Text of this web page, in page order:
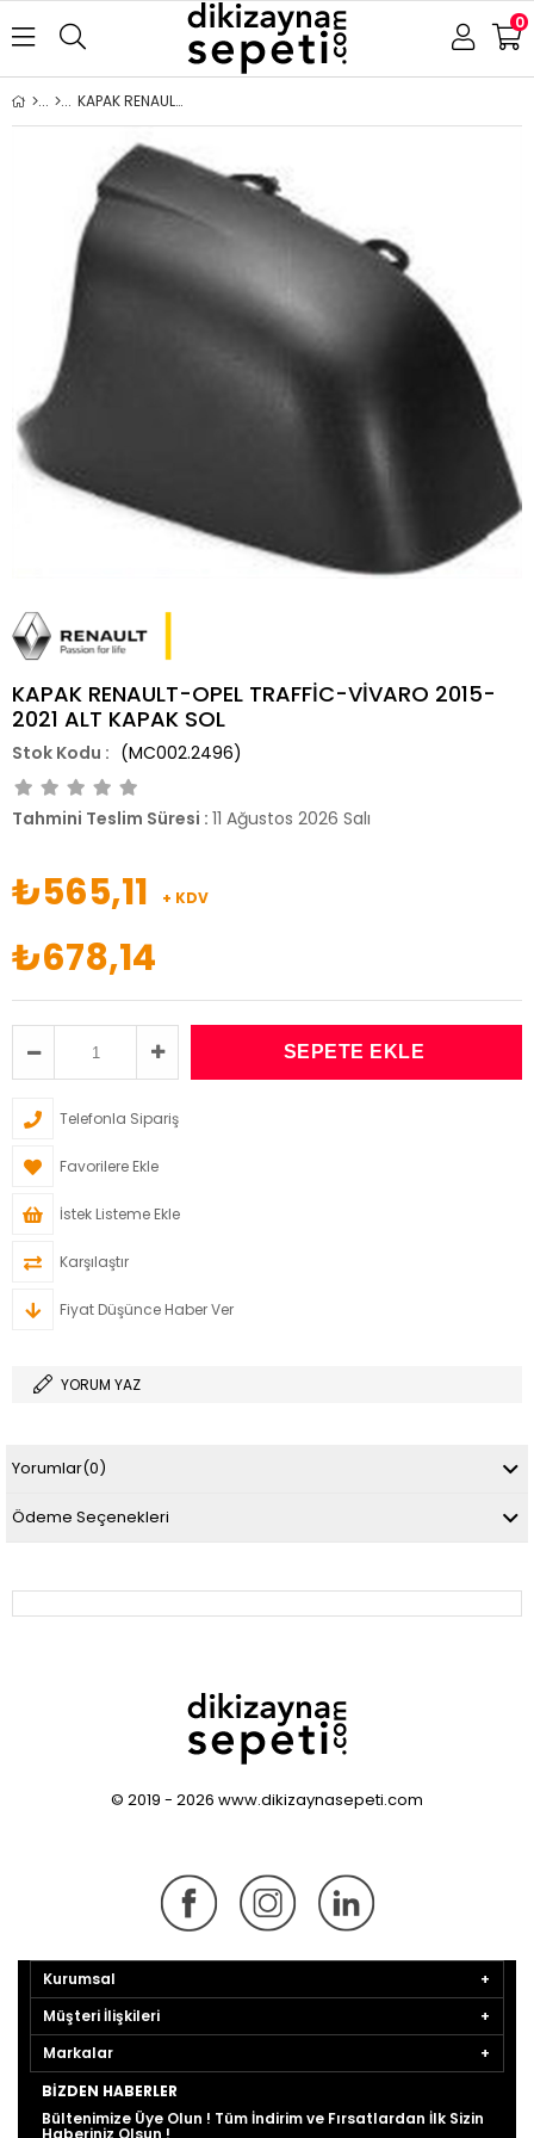
0
KAPAK RENAULT-OPEL TRAFFİC-VİVARO 2015-2021 ALT KAPAK SOL
KAPAK RENAULT-OPEL TRAFFİC-VİVARO 2015-
2021 ALT KAPAK SOL
(MC002.2496)
Tahmini Teslim Süresi : 11 Ağustos 2026 Salı
₺565,11 + KDV
₺678,14
Telefonla Sipariş
Favorilere Ekle
İstek Listeme Ekle
Karşılaştır
Fiyat Düşünce Haber Ver
YORUM YAZ
Yorumlar(0)
Ödeme Seçenekleri
© 2019 - 2026 www.dikizaynasepeti.com
Kurumsal
Müşteri İlişkileri
Markalar
BIZDEN HABERLER
Bültenimize Üye Olun ! Tüm İndirim ve Fırsatlardan İlk Sizin